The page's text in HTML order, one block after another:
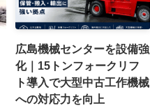
広島機械センターを設備強
化｜15トンフォークリフ
ト導入で大型中古工作機械
への対応力を向上